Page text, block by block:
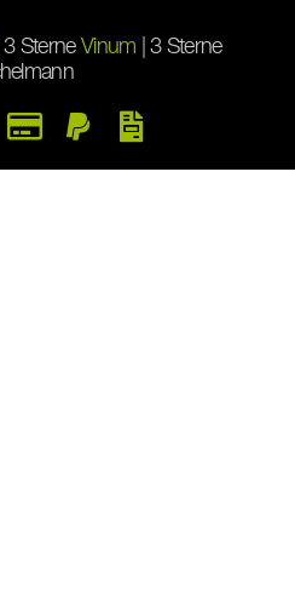
Sterne Vinum | 3 Sterne